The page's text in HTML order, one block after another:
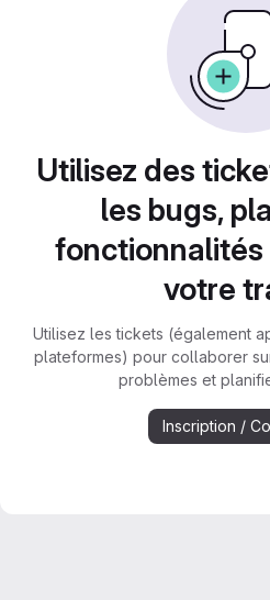
Utilisez des
les bugs,
fonctionnalités
votre
Utilisez les tickets (également
plateformes) pour collaborer
problèmes et
Inscription /